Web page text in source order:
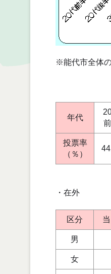
※能代市全体
年代
投票率
（％）
・在外
区分
男
女